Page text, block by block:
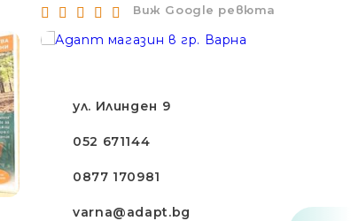
Виж Google ревюта
ул. Илинден 9
052 671144
0877 170981
varna@adapt.bg